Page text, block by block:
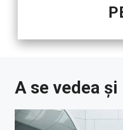
A se vedea și